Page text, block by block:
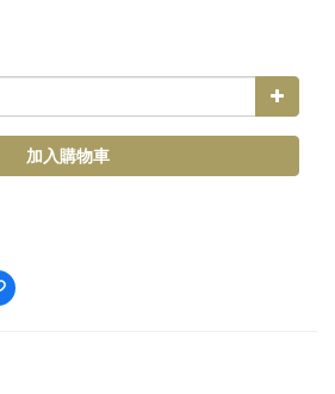
加入購物車